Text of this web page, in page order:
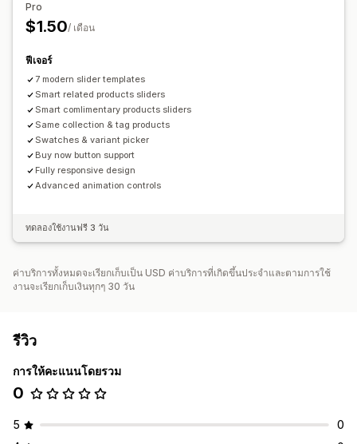
Pro
$1.50/ เดือน
ฟีเจอร์
7 modern slider templates
Smart related products sliders
Smart comlimentary products sliders
Same collection & tag products
Swatches & variant picker
Buy now button support
Fully responsive design
Advanced animation controls
ทดลองใช้งานฟรี 3 วัน
ค่าบริการทั้งหมดจะเรียกเก็บเป็น USD ค่าบริการที่เกิดขึ้นประจำและตามการใช้
งานจะเรียกเก็บเงินทุกๆ 30 วัน
รีวิว
การให้คะแนนโดยรวม
0
5
0